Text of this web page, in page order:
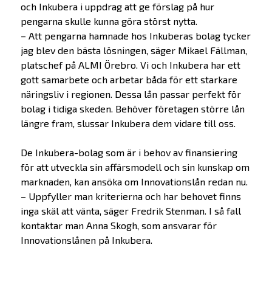
och Inkubera i uppdrag att ge förslag på hur
pengarna skulle kunna göra störst nytta.
– Att pengarna hamnade hos Inkuberas bolag tycker
jag blev den bästa lösningen, säger Mikael Fällman,
platschef på ALMI Örebro. Vi och Inkubera har ett
gott samarbete och arbetar båda för ett starkare
näringsliv i regionen. Dessa lån passar perfekt för
bolag i tidiga skeden. Behöver företagen större lån
längre fram, slussar Inkubera dem vidare till oss.
De Inkubera-bolag som är i behov av finansiering
för att utveckla sin affärsmodell och sin kunskap om
marknaden, kan ansöka om Innovationslån redan nu.
– Uppfyller man kriterierna och har behovet finns
inga skäl att vänta, säger Fredrik Stenman. I så fall
kontaktar man Anna Skogh, som ansvarar för
Innovationslånen på Inkubera.